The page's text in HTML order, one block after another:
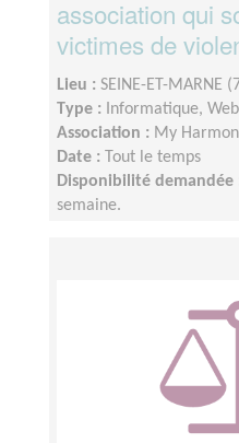
association qui
victimes de
Lieu : SEINE-ET-MARNE
Type :
Informatique, Web
Association : My
Date :
Tout le temps
Disponibilité demandée
semaine.